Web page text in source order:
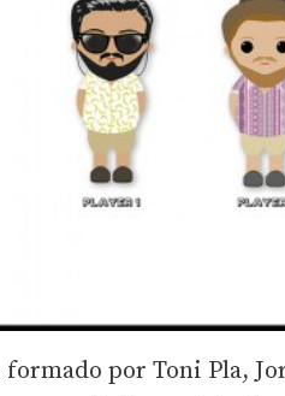
formado por Toni Pla,